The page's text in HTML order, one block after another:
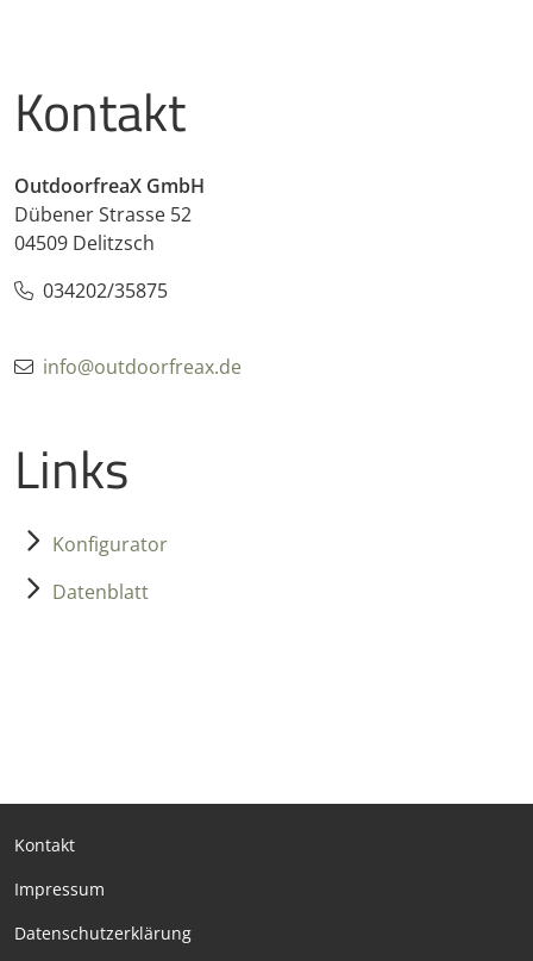
Kontakt
OutdoorfreaX GmbH
Dübener Strasse 52
04509 Delitzsch
034202/35875
info@outdoorfreax.de
Links
Konfigurator
Datenblatt
Kontakt
Impressum
Datenschutzerklärung